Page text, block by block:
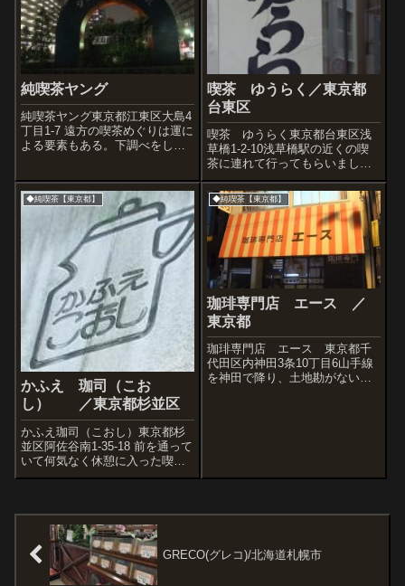
純喫茶ヤング
純喫茶ヤング東京都江東区大島4
丁目1-7 遠方の喫茶めぐりは運に
よる要素もある。下調べをして
ろ閉まっていることのほうが多
いような気がする。 ここも残念
ながら入れなかった。ちょうど
喫茶 ゆうらく／東京都
台東区
喫茶 ゆうらく東京都台東区浅
草橋1-2-10浅草橋駅の近くの喫
茶に連れて行ってもらいまし
た。写真ないけどカレーも食べ
ちゃった。
◆純喫茶【東京都】
かふえ 珈司（こお
し） ／東京都杉並区
かふえ珈司（こおし）東京都杉
並区阿佐谷南1-35-18 前を通って
いて何気なく休憩に入った喫
茶。「何も足さない 何も引か
で、存在感も内装や雰囲気も、
ザ・キッサ。珈琲は本格的でお
いしいです...
◆純喫茶【東京都】
珈琲専門店 エース ／
東京都
珈琲専門店 エース 東京都千
代田区内神田3条10丁目6山手線
を神田で降り、土地勘がないの
GRECO(グレコ)/北海道札幌市